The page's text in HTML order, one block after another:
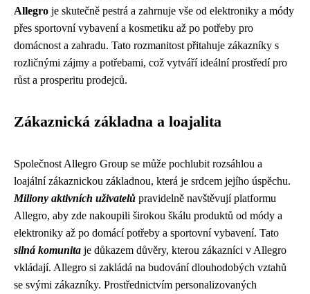
Allegro je skutečně pestrá a zahrnuje vše od elektroniky a módy
přes sportovní vybavení a kosmetiku až po potřeby pro
domácnost a zahradu. Tato rozmanitost přitahuje zákazníky s
rozličnými zájmy a potřebami, což vytváří ideální prostředí pro
růst a prosperitu prodejců.
Zákaznická základna a loajalita
Společnost Allegro Group se může pochlubit rozsáhlou a
loajální zákaznickou základnou, která je srdcem jejího úspěchu.
Miliony aktivních uživatelů pravidelně navštěvují platformu
Allegro, aby zde nakoupili širokou škálu produktů od módy a
elektroniky až po domácí potřeby a sportovní vybavení. Tato
silná komunita je důkazem důvěry, kterou zákazníci v Allegro
vkládají. Allegro si zakládá na budování dlouhodobých vztahů
se svými zákazníky. Prostřednictvím personalizovaných